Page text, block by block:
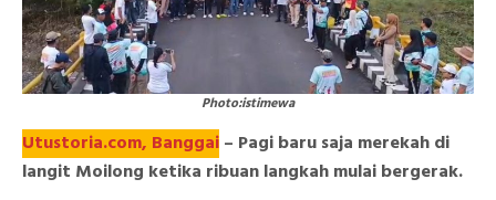
Photo:istimewa
Utustoria.com, Banggai– Pagi baru saja merekah di
langit Moilong ketika ribuan langkah mulai bergerak.